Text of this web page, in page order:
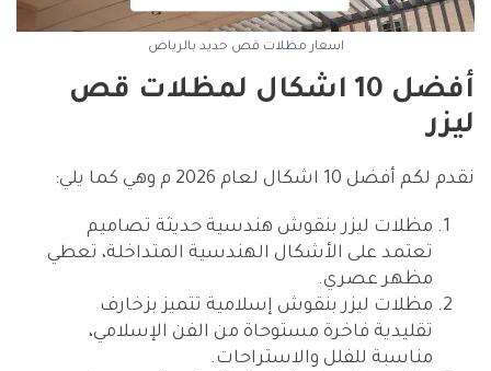
اسعار مظلات قص حديد بالرياض
أفضل 10 اشكال لمظلات قص
ليزر
نقدم لكم أفضل 10 اشكال لعام 2026 م وهي كما يلي:
مظلات ليزر بنقوش هندسية حديثة تصاميم
تعتمد على الأشكال الهندسية المتداخلة، تعطي
مظهر عصري.
مظلات ليزر بنقوش إسلامية تتميز بزخارف
تقليدية فاخرة مستوحاة من الفن الإسلامي،
مناسبة للفلل والاستراحات.